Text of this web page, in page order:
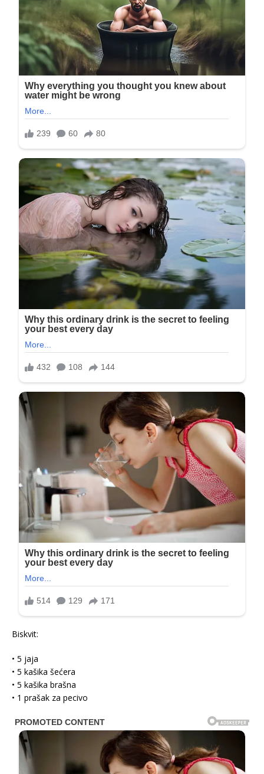
Biskvit:
• 5 jaja
• 5 kašika šećera
• 5 kašika brašna
• 1 prašak za pecivo